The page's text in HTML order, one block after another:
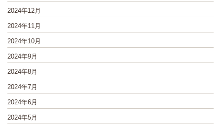
2024年12月
2024年11月
2024年10月
2024年9月
2024年8月
2024年7月
2024年6月
2024年5月